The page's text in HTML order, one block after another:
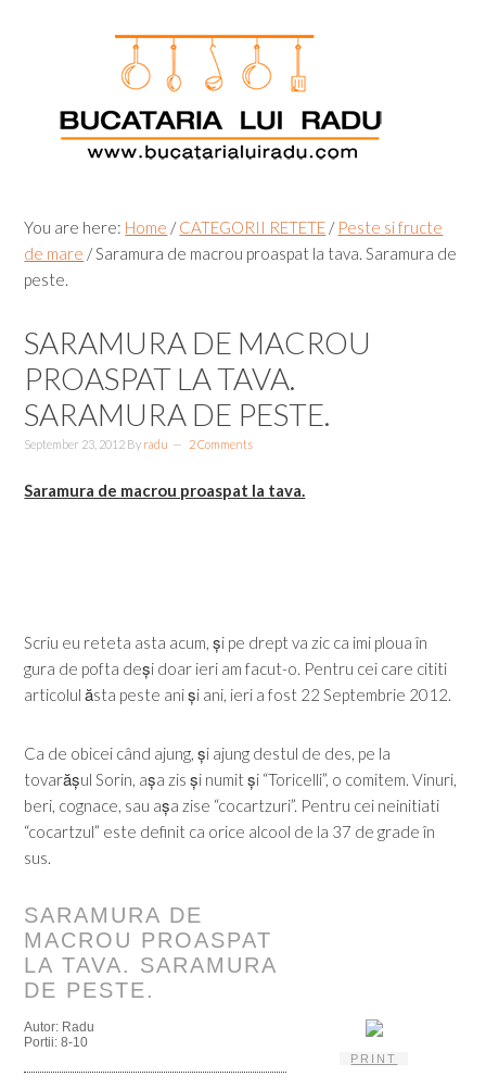
You are here: Home / CATEGORII RETETE / Peste si fructe
de mare /Saramura de macrou proaspat la tava. Saramura de
peste.
SARAMURA DE MACROU
PROASPAT LA TAVA.
SARAMURA DE PESTE.
September 23, 2012 By radu 2 Comments
Saramura de macrou proaspat la tava.
Scriu eu reteta asta acum, și pe drept va zic ca imi ploua în
gura de pofta deși doar ieri am facut-o. Pentru cei care cititi
articolul ăsta peste ani și ani, ieri a fost 22 Septembrie 2012.
Ca de obicei când ajung, și ajung destul de des, pe la
tovarășul Sorin, așa zis și numit și “Toricelli”, o comitem. Vinuri,
beri, cognace, sau așa zise “cocartzuri”. Pentru cei neinitiati
“cocartzul” este definit ca orice alcool de la 37 de grade în
sus.
SARAMURA DE
MACROU PROASPAT
LA TAVA. SARAMURA
DE PESTE.
PRINT
Autor: Radu
Portii:8-10